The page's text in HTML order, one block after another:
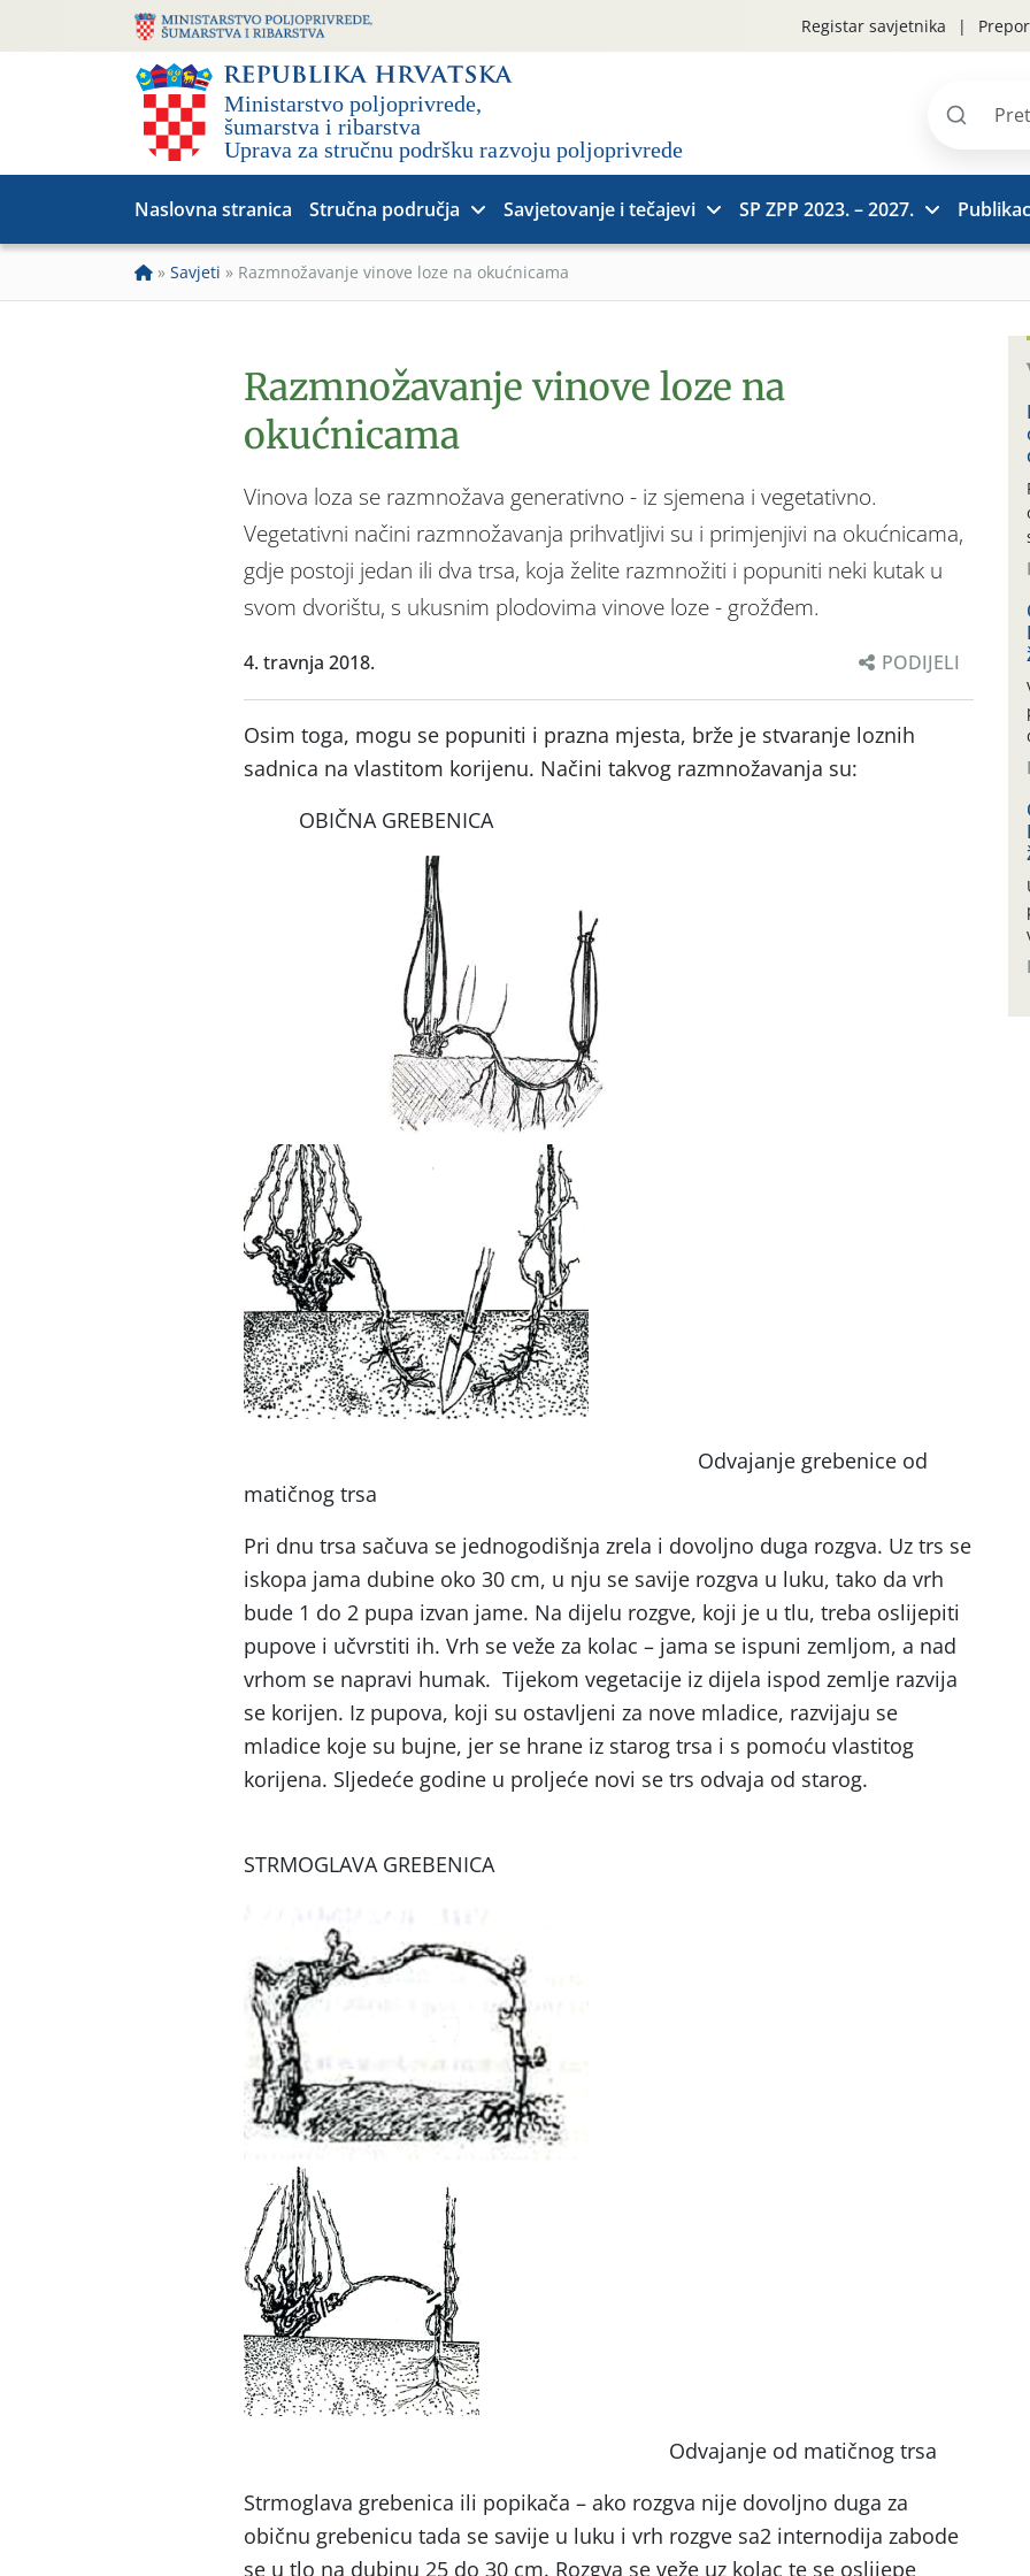
Registar savjetnika
Pretraži
Naslovna stranica Stručna područja Savjetovanje i tečajevi SP ZPP 2023. – 2027.
» Savjeti » Razmnožavanje vinove loze na okućnicama
Razmnožavanje vinove loze na
okućnicama
Vinova loza se razmnožava generativno - iz sjemena i vegetativno.
Vegetativni načini razmnožavanja prihvatljivi su i primjenjivi na okućnicama,
gdje postoji jedan ili dva trsa, koja želite razmnožiti i popuniti neki kutak u
svom dvorištu, s ukusnim plodovima vinove loze - grožđem.
4. travnja 2018. PODIJELI
Osim toga, mogu se popuniti i prazna mjesta, brže je stvaranje loznih
sadnica na vlastitom korijenu. Načini takvog razmnožavanja su:
OBIČNA GREBENICA
Odvajanje grebenice od
matičnog trsa
Pri dnu trsa sačuva se jednogodišnja zrela i dovoljno duga rozgva. Uz trs se
iskopa jama dubine oko 30 cm, u nju se savije rozgva u luku, tako da vrh
bude 1 do 2 pupa izvan jame. Na dijelu rozgve, koji je u tlu, treba oslijepiti
pupove i učvrstiti ih. Vrh se veže za kolac – jama se ispuni zemljom, a nad
vrhom se napravi humak. Tijekom vegetacije iz dijela ispod zemlje razvija
se korijen. Iz pupova, koji su ostavljeni za nove mladice, razvijaju se
mladice koje su bujne, jer se hrane iz starog trsa i s pomoću vlastitog
korijena. Sljedeće godine u proljeće novi se trs odvaja od starog.
STRMOGLAVA GREBENICA
Odvajanje od matičnog trsa
Strmoglava grebenica ili popikača – ako rozgva nije dovoljno duga za
običnu grebenicu tada se savije u luku i vrh rozgve sa2 internodija zabode
se u tlo na dubinu 25 do 30 cm. Rozgva se veže uz kolac te se oslijepe